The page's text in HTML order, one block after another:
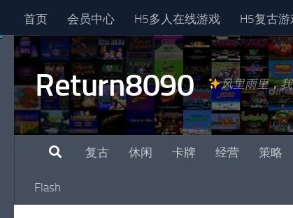
跳至内容
首页 会员中心 H5多人在线游戏 H5复古游
Return8090 风里雨里，
复古 休闲 卡牌 经营 策略
Flash